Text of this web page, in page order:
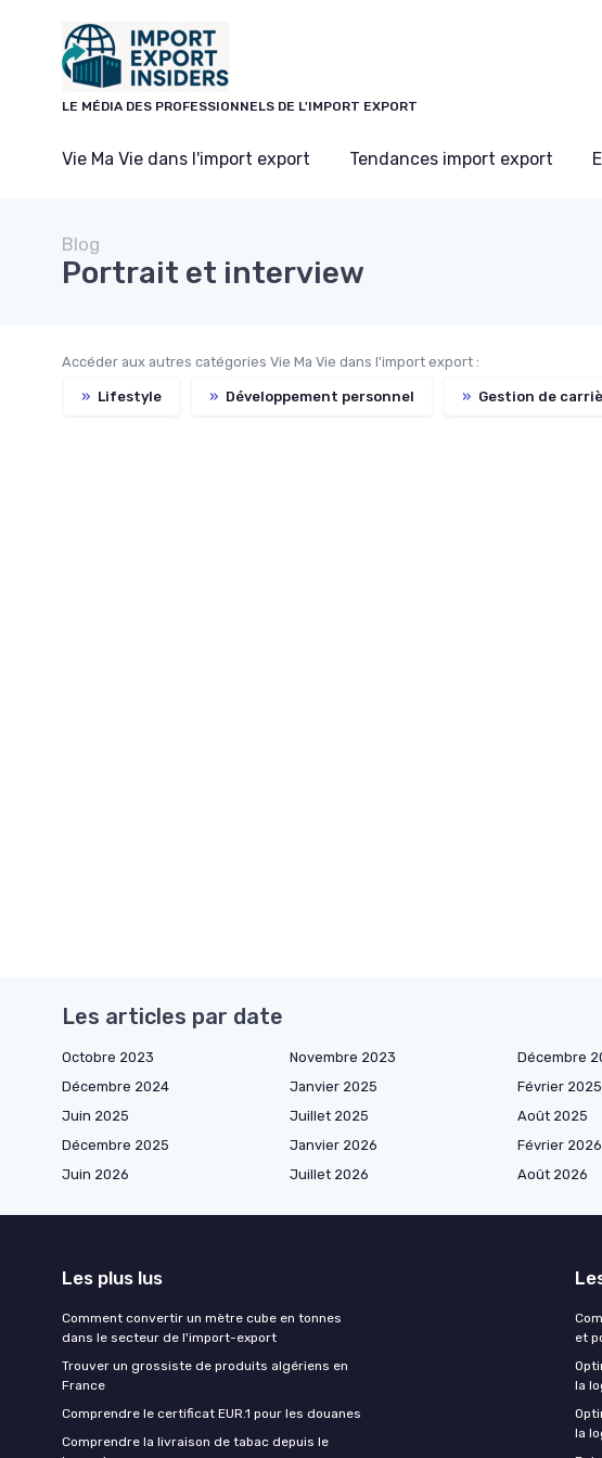
LE MÉDIA DES PROFESSIONNELS DE L'IMPORT EXPORT
Vie Ma Vie dans l'import export Tendances import export
Blog
Portrait et interview
Accéder aux autres catégories Vie Ma Vie dans l'import export :
» Lifestyle » Développement personnel » Gestion de
Les articles par date
Octobre 2023 Novembre 2023 Décembre
Décembre 2024
Janvier 2025 Février 2025
Juin 2025
Juillet 2025 Août 2025
Décembre 2025
Janvier 2026 Février 2026
Juin 2026
Juillet 2026 Août 2026
Les plus lus
Comment convertir un mètre cube en tonnes
dans le secteur de l'import-export
Trouver un grossiste de produits algériens en
France
Comprendre le certificat EUR.1 pour les douanes
Comprendre la livraison de tabac depuis le
et
la
la